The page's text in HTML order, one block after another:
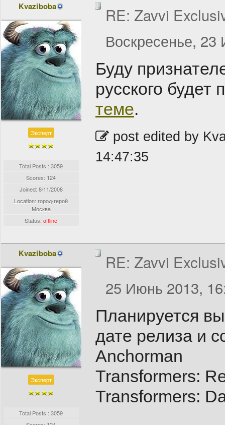
Kvaziboba
Эксперт
Total Posts : 3059
Scores: 124
Joined: 8/11/2008
Location: город-герой
Москва
Status:offline
RE: Zavvi
Воскресенье,
Буду
русского будет
теме.
post edited by
14:47:35
Kvaziboba
Эксперт
Total Posts : 3059
RE: Zavvi
25 Июнь 2013,
Планируется
дате релиза и
Anchorman
Transformers:
Transformers: